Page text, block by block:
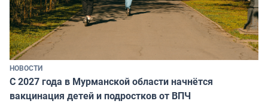
НОВОСТИ
С 2027 года в Мурманской области начнётся
вакцинация детей и подростков от ВПЧ